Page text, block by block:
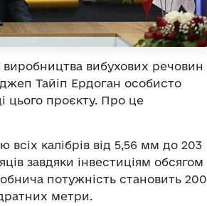
вибухових речовин
Тайіп Ердоган особисто
цього проєкту. Про це
калібрів від 5,56 мм до 203
завдяки інвестиціям обсягом
потужність становить 200
метри.